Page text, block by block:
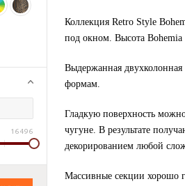
16 496
Коллекция Retro Style
под окном. Высота
Выдержанная двухколонная
формам.
Гладкую поверхность
чугуне. В результате
декорированием любой
Массивные секции хорошо